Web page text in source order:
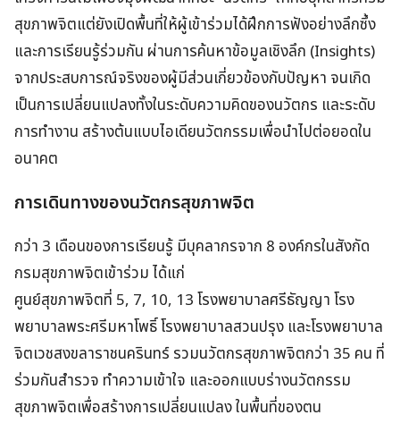
สุขภาพจิตแต่ยังเปิดพื้นที่ให้ผู้เข้าร่วมได้ฝึกการฟังอย่างลึกซึ้ง
และการเรียนรู้ร่วมกัน ผ่านการค้นหาข้อมูลเชิงลึก (Insights)
จากประสบการณ์จริงของผู้มีส่วนเกี่ยวข้องกับปัญหา จนเกิด
เป็นการเปลี่ยนแปลงทั้งในระดับความคิดของนวัตกร และระดับ
การทำงาน สร้างต้นแบบไอเดียนวัตกรรมเพื่อนำไปต่อยอดใน
อนาคต
การเดินทางของนวัตกรสุขภาพจิต
กว่า 3 เดือนของการเรียนรู้ มีบุคลากรจาก 8 องค์กรในสังกัด
กรมสุขภาพจิตเข้าร่วม ได้แก่
ศูนย์สุขภาพจิตที่ 5, 7, 10, 13 โรงพยาบาลศรีธัญญา โรง
พยาบาลพระศรีมหาโพธิ์ โรงพยาบาลสวนปรุง และโรงพยาบาล
จิตเวชสงขลาราชนครินทร์ รวมนวัตกรสุขภาพจิตกว่า 35 คน ที่
ร่วมกันสำรวจ ทำความเข้าใจ และออกแบบร่างนวัตกรรม
สุขภาพจิตเพื่อสร้างการเปลี่ยนแปลง ในพื้นที่ของตน